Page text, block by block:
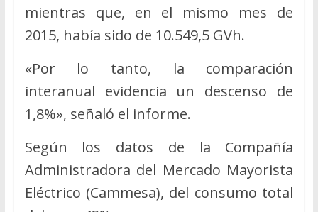
mientras que, en el mismo mes de
2015, había sido de 10.549,5 GVh.
«Por lo tanto, la comparación
interanual evidencia un descenso de
1,8%», señaló el informe.
Según los datos de la Compañía
Administradora del Mercado Mayorista
Eléctrico (Cammesa), del consumo total